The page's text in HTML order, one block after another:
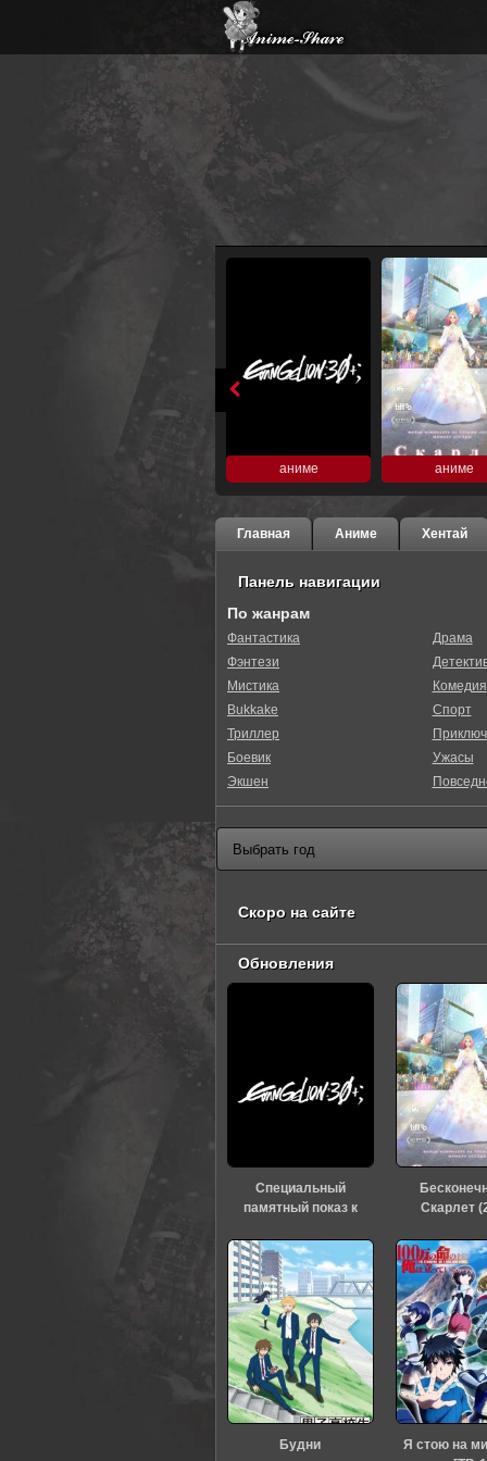
аниме аниме
Главная Аниме Хентай
Панель навигации
По жанрам
Фантастика
Фэнтези
Мистика
Bukkake
Триллер
Боевик
Экшен
Драма
Комедия
Спорт
Ужасы
Скоро на сайте
Обновления
Специальный
памятный показ к
«Евангелиона» (2026)
Скарлет
Будни
Я стою на